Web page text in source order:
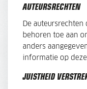
AUTEURSRECHTEN
De
behoren toe aan
anders
informatie op
JUISTHEID